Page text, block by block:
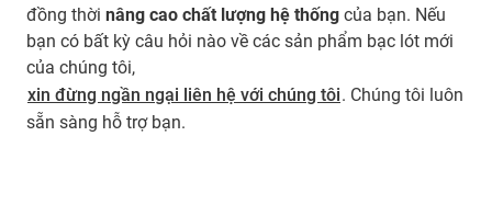
đồng thời nâng cao chất lượng hệ thống của bạn. Nếu
bạn có bất kỳ câu hỏi nào về các sản phẩm bạc lót mới
của chúng tôi,
xin đừng ngần ngại liên hệ với chúng tôi. Chúng tôi luôn
sẵn sàng hỗ trợ bạn.